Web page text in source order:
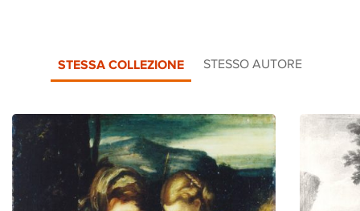
STESSA COLLEZIONE STESSO AUTORE